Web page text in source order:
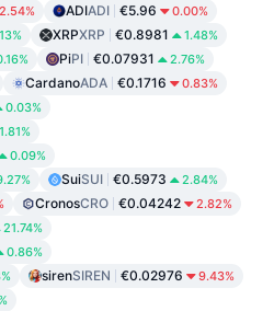
2.54% ADIADI €5.96 0.00%
XRPXRP €0.8981 1.48%
PiPI €0.07931 2.76%
CardanoADA €0.1716 0.83%
0.03%
1.81%
0.09%
SuiSUI €0.5973 2.84%
CronosCRO €0.04242 2.82%
21.74%
0.86%
sirenSIREN €0.02976 9.43%